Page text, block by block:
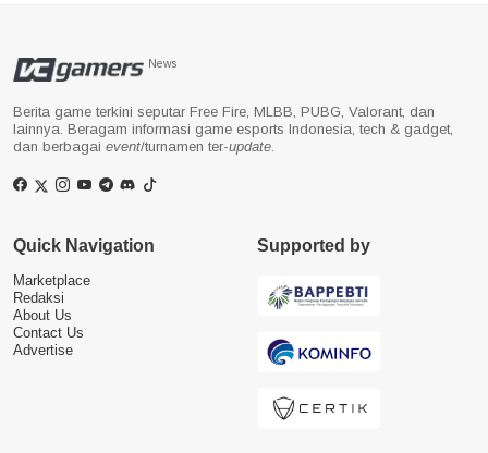
News
Berita game terkini seputar Free Fire, MLBB, PUBG, Valorant, dan
lainnya. Beragam informasi game esports Indonesia, tech & gadget,
dan berbagai event/turnamen ter-update
Quick Navigation
Marketplace
Redaksi
About Us
Contact Us
Advertise
Supported by